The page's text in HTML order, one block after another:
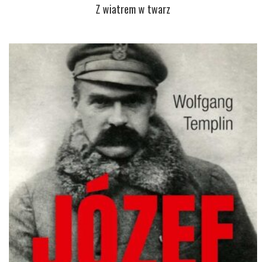
Z wiatrem w twarz